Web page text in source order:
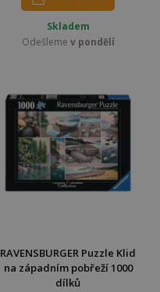
Skladem
Odešleme v pondělí
RAVENSBURGER Puzzle Klid
na západním pobřeží 1000
dílků